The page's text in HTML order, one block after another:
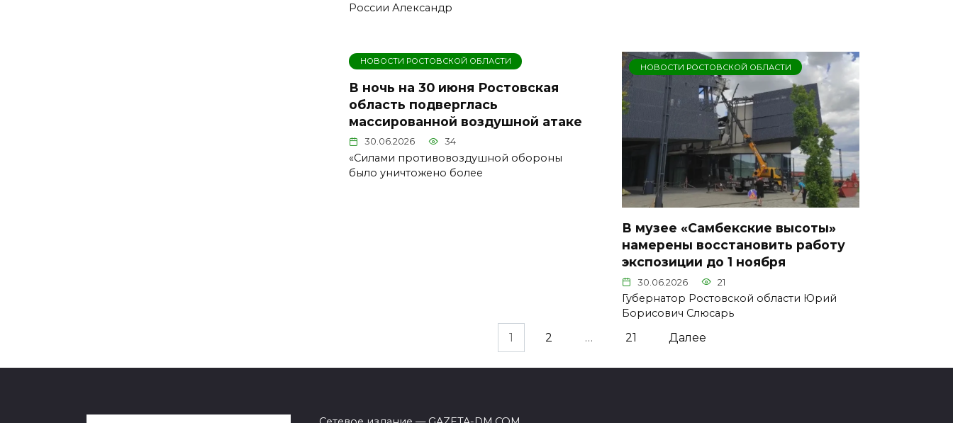
России Александр
НОВОСТИ РОСТОВСКОЙ ОБЛАСТИ
В ночь на 30 июня Ростовская
область подверглась
массированной воздушной атаке
30.06.2026 34
«Силами противовоздушной обороны
было уничтожено более
НОВОСТИ РОСТОВСКОЙ ОБЛАСТИ
В музее «Самбекские высоты»
намерены восстановить работу
экспозиции до 1 ноября
30.06.2026 21
Губернатор Ростовской области Юрий
Борисович Слюсарь
1 2 … 21 Далее